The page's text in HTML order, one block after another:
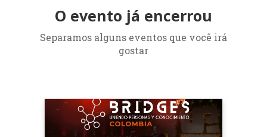
O evento já encerrou
Separamos alguns eventos que você irá
gostar